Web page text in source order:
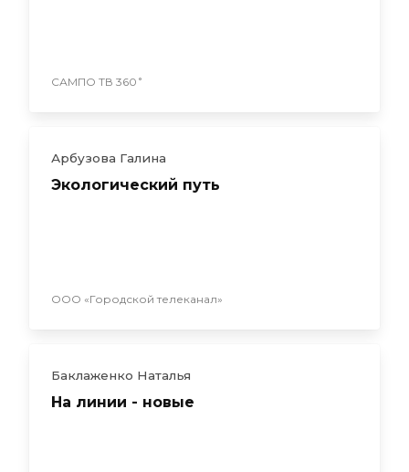
САМПО ТВ 360˚
Арбузова Галина
Экологический путь
ООО «Городской телеканал»
Баклаженко Наталья
На линии - новые